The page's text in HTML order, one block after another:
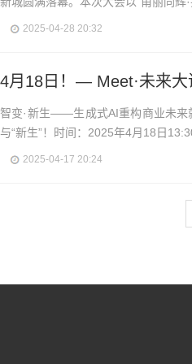
2025-04-28 20:32
4月18日！— Meet·未来
智变·新生——生成式AI重构商业未来
与“新生”！时间：2025年4月18日
2025-04-17 20:24